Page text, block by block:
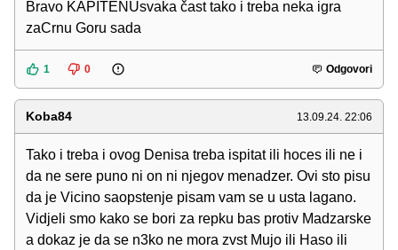
Bravo KAPITENUsvaka čast tako i treba neka igra
zaCrnu Goru sada
1 0 Odgovori
Koba84 13.09.24. 22:06
Tako i treba i ovog Denisa treba ispitat ili hoces ili ne i
da ne sere puno ni on ni njegov menadzer. Ovi sto pisu
da je Vicino saopstenje pisam vam se u usta lagano.
Vidjeli smo kako se bori za repku bas protiv Madzarske
a dokaz je da se n3ko ne mora zvst Mujo ili Haso ili